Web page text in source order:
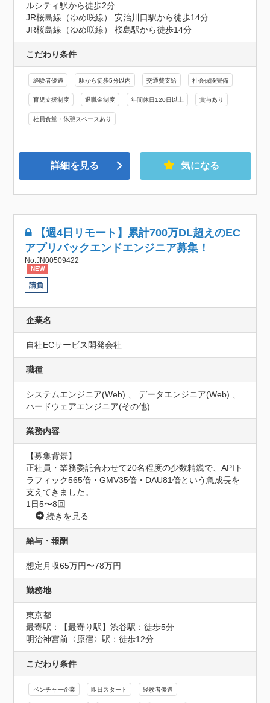
ルシティ駅から徒歩2分
JR桜島線（ゆめ咲線） 安治川口駅から徒歩14分
JR桜島線（ゆめ咲線） 桜島駅から徒歩14分
こだわり条件
経験者優遇 駅から徒歩5分以内 交通費支給 社会保険完備
育児支援制度 退職金制度 年間休日120日以上 賞与あり
社員食堂・休憩スペースあり
詳細を見る 気になる
【週4日リモート】累計700万DL超えのEC
アプリバックエンドエンジニア募集！
No.JN00509422
NEW
請負
企業名
自社ECサービス開発会社
職種
システムエンジニア(Web) 、 データエンジニア(Web) 、
ハードウェアエンジニア(その他)
業務内容
【募集背景】
正社員・業務委託合わせて20名程度の少数精鋭で、APIト
ラフィック565倍・GMV35倍・DAU81倍という急成長を
支えてきました。
1日5〜8回
...
続きを見る
給与・報酬
想定月収65万円〜78万円
勤務地
東京都
最寄駅：【最寄り駅】渋谷駅：徒歩5分
明治神宮前〈原宿〉駅：徒歩12分
こだわり条件
ベンチャー企業 即日スタート 経験者優遇